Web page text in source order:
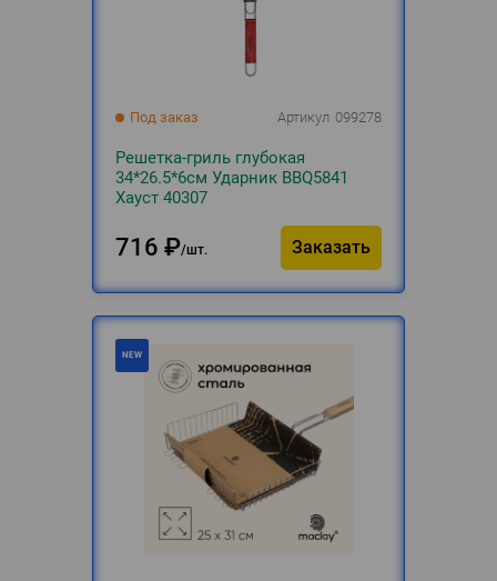
Под заказ Артикул 099278
Решетка-гриль глубокая
34*26.5*6см Ударник BBQ5841
Хауст 40307
716 ₽ шт. Заказать